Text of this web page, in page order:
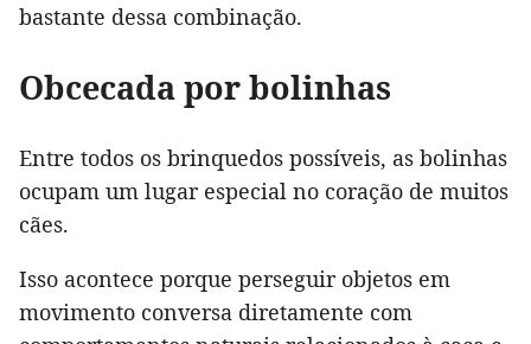
bastante dessa combinação.
Obcecada por bolinhas
Entre todos os brinquedos possíveis, as bolinhas
ocupam um lugar especial no coração de muitos
cães.
Isso acontece porque perseguir objetos em
movimento conversa diretamente com